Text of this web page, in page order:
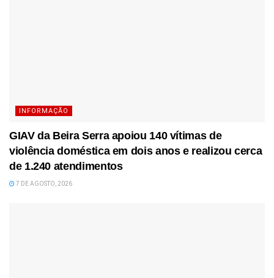
INFORMAÇÃO
GIAV da Beira Serra apoiou 140 vítimas de
violência doméstica em dois anos e realizou cerca
de 1.240 atendimentos
7 DE AGOSTO, 2026